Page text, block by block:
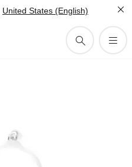
United States (English)